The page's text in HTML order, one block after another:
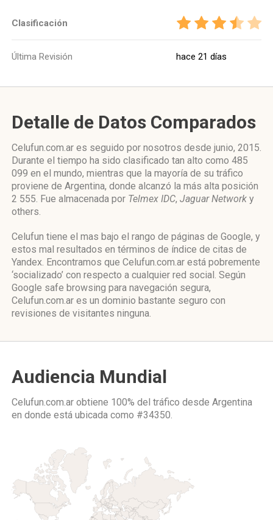
Clasificación
Última Revisión hace 21 días
Detalle de Datos Comparados
Celufun.com.ar es seguido por nosotros desde junio, 2015.
Durante el tiempo ha sido clasificado tan alto como 485
099 en el mundo, mientras que la mayoría de su tráfico
proviene de Argentina, donde alcanzó la más alta posición
2 555. Fue almacenada por Telmex IDC, Jaguar Network y
others.
Celufun tiene el mas bajo el rango de páginas de Google, y
estos mal resultados en términos de índice de citas de
Yandex. Encontramos que Celufun.com.ar está pobremente
‘socializado’ con respecto a cualquier red social. Según
Google safe browsing para navegación segura,
Celufun.com.ar es un dominio bastante seguro con
revisiones de visitantes ninguna.
Audiencia Mundial
Celufun.com.ar obtiene 100% del tráfico desde Argentina
en donde está ubicada como #34350.